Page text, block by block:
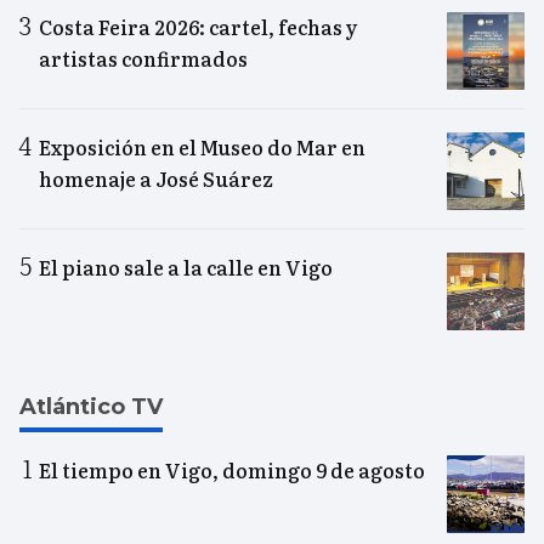
Costa Feira 2026: cartel, fechas y
artistas confirmados
Exposición en el Museo do Mar en
homenaje a José Suárez
El piano sale a la calle en Vigo
Atlántico TV
El tiempo en Vigo, domingo 9 de agosto